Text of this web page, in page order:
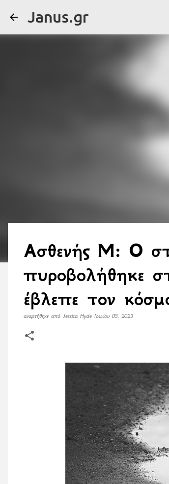
Janus.gr
Ασθενής Μ: Ο
πυροβολήθηκε
έβλεπε τον
αναρτήθηκε από Jessica Hyde Ιουνίου 05, 2023